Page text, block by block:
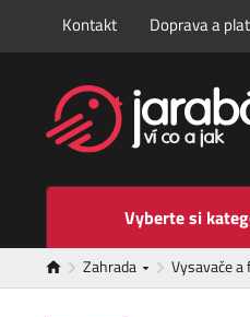
Kontakt Doprava a
Vyberte si
Zahrada Vysavače